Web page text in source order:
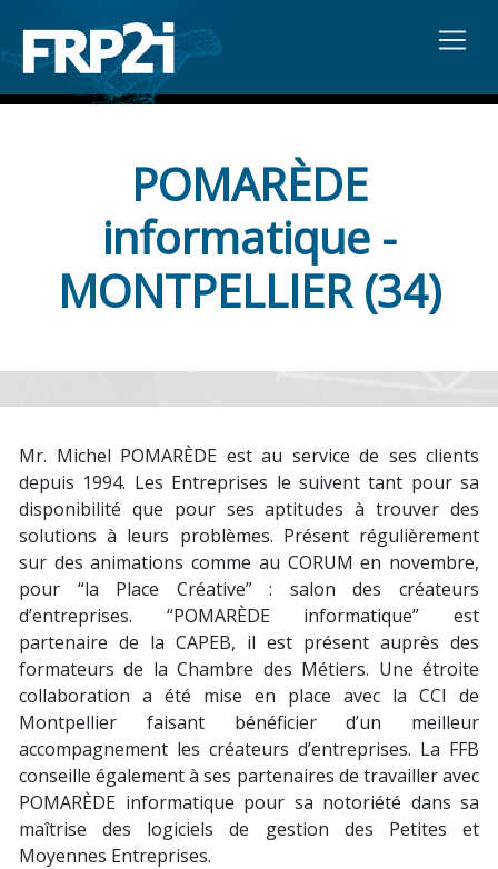
POMARÈDE
informatique -
MONTPELLIER (34)
Mr. Michel POMARÈDE est au service de ses clients
depuis 1994. Les Entreprises le suivent tant pour sa
disponibilité que pour ses aptitudes à trouver des
solutions à leurs problèmes. Présent régulièrement
sur des animations comme au CORUM en novembre,
pour “la Place Créative” : salon des créateurs
d’entreprises. “POMARÈDE informatique” est
partenaire de la CAPEB, il est présent auprès des
formateurs de la Chambre des Métiers. Une étroite
collaboration a été mise en place avec la CCI de
Montpellier faisant bénéficier d’un meilleur
accompagnement les créateurs d’entreprises. La FFB
conseille également à ses partenaires de travailler avec
POMARÈDE informatique pour sa notoriété dans sa
maîtrise des logiciels de gestion des Petites et
Moyennes Entreprises.